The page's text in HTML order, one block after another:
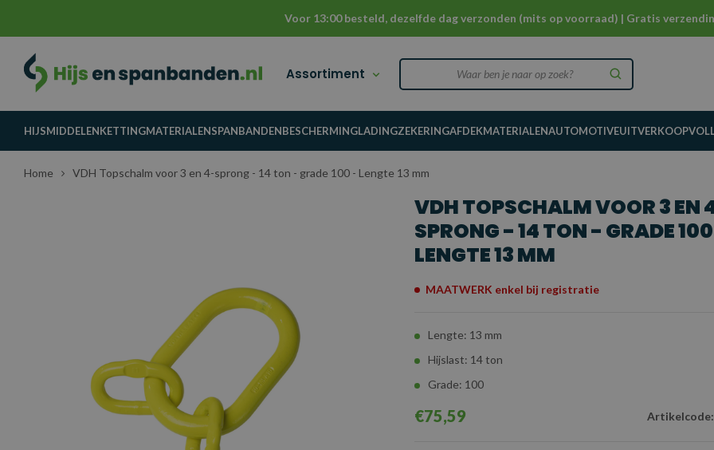
Voor 13:00 besteld, dezelfde dag verzonden (mits op voorraad) | Gratis
Assortiment
HIJSMIDDELENKETTINGMATERIALENSPANBANDENBESCHERMINGLADINGZEKERINGAFDEKMATERIALENAUTOMOTIVEUITVERKOOP
Home VDH Topschalm voor 3 en 4-sprong - 14 ton - grade 100 - Lengte 13 mm
VDH TOPSCHALM VOOR 3 EN
SPRONG - 14 TON - GRADE
LENGTE 13 MM
MAATWERK enkel bij registratie
Lengte: 13 mm
Hijslast: 14 ton
Grade: 100
€75,59 Artikelcode: